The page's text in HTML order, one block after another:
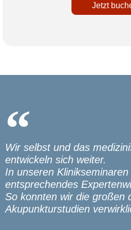
Jetzt
Wir selbst und das
entwickeln sich weiter.
In unseren
entsprechendes
So konnten wir die großen
Akupunkturstudien